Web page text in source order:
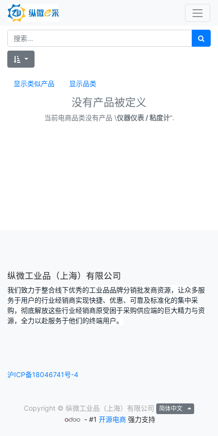
显示类似产品 显示品类
没有产品被定义
当前电商品类没有产品 \仪器仪表 / 粘度计".
纵微工业品（上海）有限公司
我们致力于整合线下优秀的工业品品牌分销批发商资源，让众多服
务于用户的行业经销商实现快捷、优惠、可靠及标准化的集中采
购，彻底解放这些行业经销商原受困于采购供应端的巨大精力与资
源，全力以赴服务于他们的终端用户。
沪ICP备18046741号-4
Copyright © 纵微工业品（上海）有限公司 简体中文
- #1开源电商 强力支持